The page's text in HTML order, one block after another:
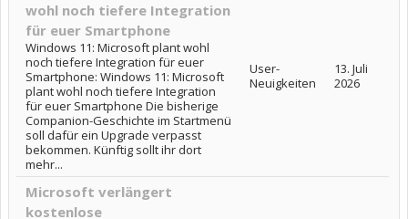
wohl noch tiefere Integration
für euer Smartphone
Windows 11: Microsoft plant wohl
noch tiefere Integration für euer
Smartphone: Windows 11: Microsoft
plant wohl noch tiefere Integration
für euer Smartphone Die bisherige
Companion-Geschichte im Startmenü
soll dafür ein Upgrade verpasst
bekommen. Künftig sollt ihr dort
mehr...
User-
Neuigkeiten
13. Juli
2026
Microsoft verlängert
kostenlose